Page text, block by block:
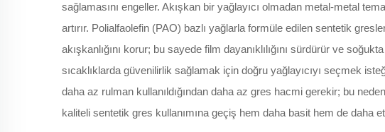
sağlamasını engeller. Akışkan bir yağlayıcı olmadan metal-metal
artırır. Polialfaolefin (PAO) bazlı yağlarla formüle edilen sentetik
akışkanlığını korur; bu sayede film dayanıklılığını sürdürür ve
sıcaklıklarda güvenilirlik sağlamak için doğru yağlayıcıyı seçmek
daha az rulman kullanıldığından daha az gres hacmi gerekir; bu
kaliteli sentetik gres kullanımına geçiş hem daha basit hem de daha